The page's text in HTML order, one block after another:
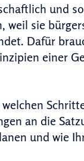
und
weil sie
Dafür
einer
an die
und wie